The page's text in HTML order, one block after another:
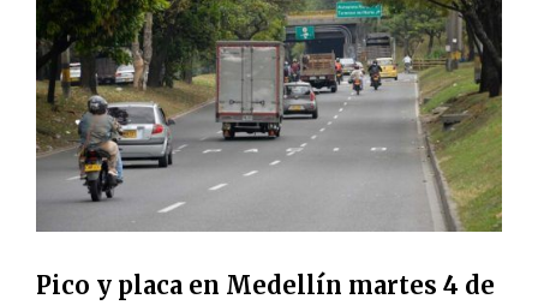
Pico y placa en Medellín martes 4 de